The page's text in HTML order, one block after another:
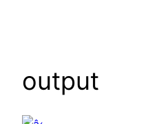
output